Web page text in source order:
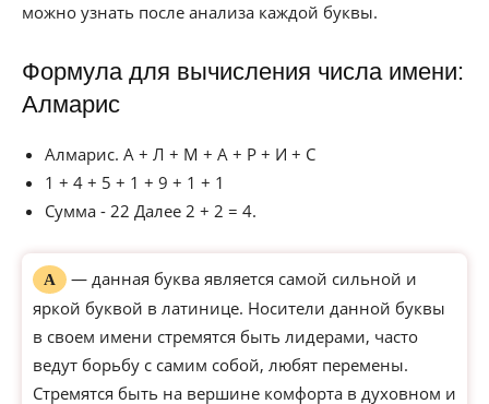
можно узнать после анализа каждой буквы.
Формула для вычисления числа имени:
Алмарис
Алмарис. А + Л + М + А + Р + И + С
1 + 4 + 5 + 1 + 9 + 1 + 1
Сумма - 22 Далее 2 + 2 = 4.
А
— данная буква является самой сильной и
яркой буквой в латинице. Носители данной буквы
в своем имени стремятся быть лидерами, часто
ведут борьбу с самим собой, любят перемены.
Стремятся быть на вершине комфорта в духовном и